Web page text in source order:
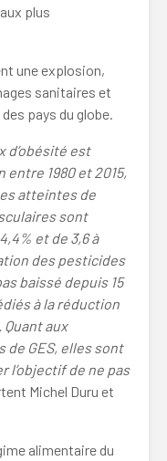
plus
une explosion,
sanitaires et
pays du globe.
d’obésité est
entre 1980 et 2015,
atteintes de
sont
et de 3,6 à
des pesticides
baissé depuis 15
à la réduction
aux
GES, elles sont
de ne pas
Michel Duru et
alimentaire du